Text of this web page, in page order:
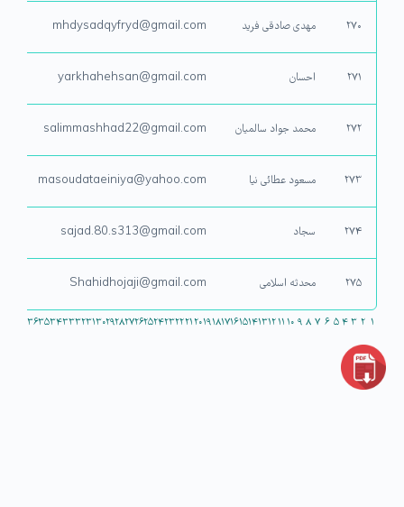
۲۷۰ مهدی صادقی فرید mhdysadqyfryd@gmail.com
۲۷۱ احسان yarkhahehsan@gmail.com
۲۷۲ محمد جواد سالمیان salimmashhad22@gmail.com
۲۷۳ مسعود عطائی نیا masoudataeiniya@yahoo.com
۲۷۴ سجاد sajad.80.s313@gmail.com
۲۷۵ محدثه اسلامی Shahidhojaji@gmail.com
۱ ۲ ۳۴ ۵ ۶ ۷ ۸ ۹ ۱۰۱۱۱۲۱۳۱۴۱۵۱۶۱۷۱۸۱۹۲۰۲۱۲۲۲۳۲۴۲۵۲۶۲۷۲۸۲۹۳۰۳۱۳۲۳۳۳۴۳۵۳۶